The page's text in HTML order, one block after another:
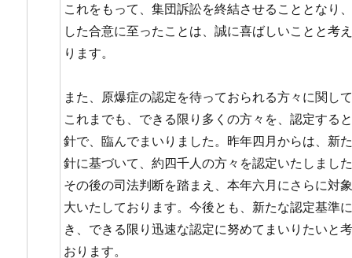
これをもって、集団訴訟を終結させることとなり
した合意に至ったことは、誠に喜ばしいことと考
ります。
また、原爆症の認定を待っておられる方々に関し
これまでも、できる限り多くの方々を、認定する
針で、臨んでまいりました。昨年四月からは、新
針に基づいて、約四千人の方々を認定いたしまし
その後の司法判断を踏まえ、本年六月にさらに対
大いたしております。今後とも、新たな認定基準
き、できる限り迅速な認定に努めてまいりたいと
おります。